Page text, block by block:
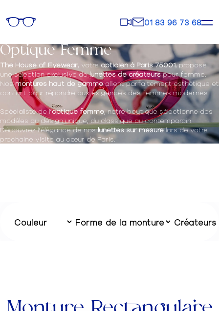
Rendez-
vous
Contact
01 83 96 73 68
Optique Femme
The House of Eyewear, votreopticien à Paris 75001, propose
une sélection exclusive delunettes de créateurspour femme.
Nosmontures haut de gammeallient parfaitement esthétique et
confort pour répondre aux exigences des femmes modernes.
Spécialiste de l’optique femme, notre boutique sélectionne des
modèles au design unique, du classique au contemporain.
Découvrez l’élégance de noslunettes sur mesurelors de votre
prochaine visite au cœur de Paris.